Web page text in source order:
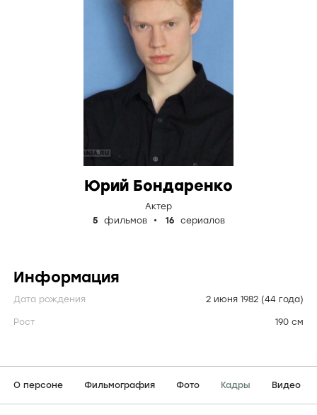
Юрий Бондаренко
Актер
5
фильмов 16 сериалов
Информация
Дата рождения 2 июня 1982 (44 года)
Рост 190 см
О персоне Фильмография Фото Кадры Видео